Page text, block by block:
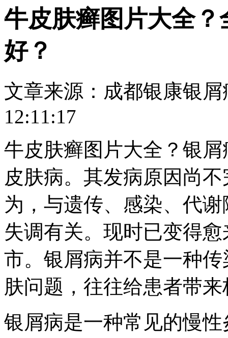
牛皮肤癣图片大全
好？
文章来源：成都银康银屑
12:11:17
牛皮肤癣图片大全？银
皮肤病。其发病原因尚
为，与遗传、感染、代
失调有关。现时已变得
市。银屑病并不是一种
肤问题，往往给患者带
银屑病是一种常见的慢